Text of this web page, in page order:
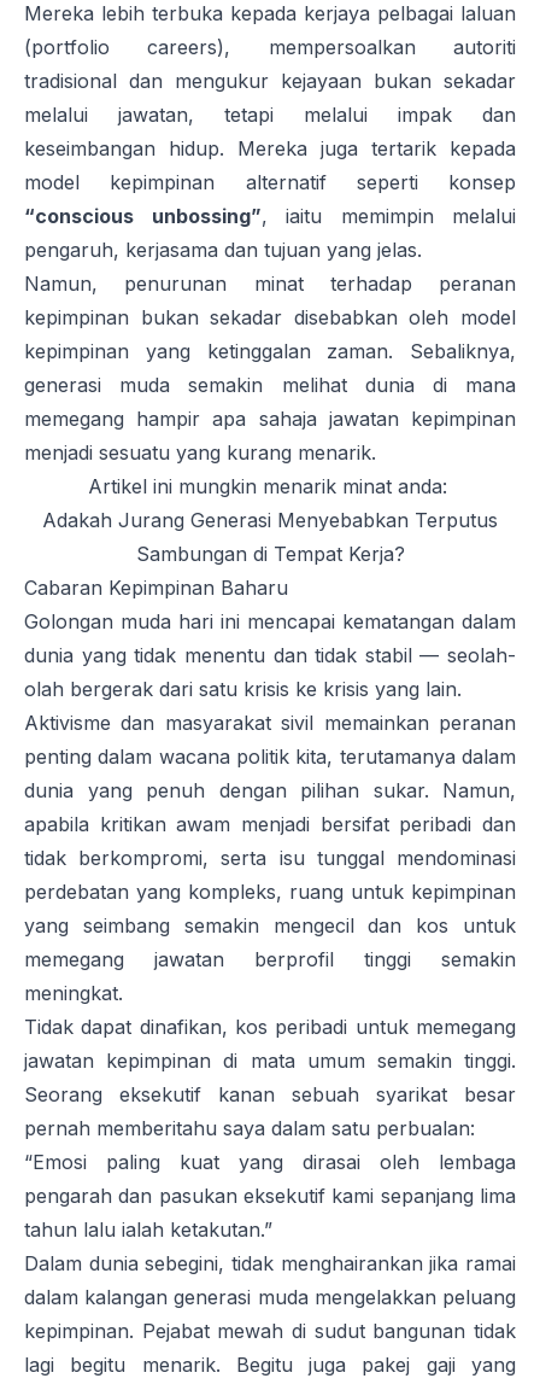
Mereka lebih terbuka kepada kerjaya pelbagai laluan
(portfolio careers), mempersoalkan autoriti
tradisional dan mengukur kejayaan bukan sekadar
melalui jawatan, tetapi melalui impak dan
keseimbangan hidup. Mereka juga tertarik kepada
model kepimpinan alternatif seperti konsep
“conscious unbossing”, iaitu memimpin melalui
pengaruh, kerjasama dan tujuan yang jelas.
Namun, penurunan minat terhadap peranan
kepimpinan bukan sekadar disebabkan oleh model
kepimpinan yang ketinggalan zaman. Sebaliknya,
generasi muda semakin melihat dunia di mana
memegang hampir apa sahaja jawatan kepimpinan
menjadi sesuatu yang kurang menarik.
Artikel ini mungkin menarik minat anda:
Adakah Jurang Generasi Menyebabkan Terputus
Sambungan di Tempat Kerja?
Cabaran Kepimpinan Baharu
Golongan muda hari ini mencapai kematangan dalam
dunia yang tidak menentu dan tidak stabil — seolah-
olah bergerak dari satu krisis ke krisis yang lain.
Aktivisme dan masyarakat sivil memainkan peranan
penting dalam wacana politik kita, terutamanya dalam
dunia yang penuh dengan pilihan sukar. Namun,
apabila kritikan awam menjadi bersifat peribadi dan
tidak berkompromi, serta isu tunggal mendominasi
perdebatan yang kompleks, ruang untuk kepimpinan
yang seimbang semakin mengecil dan kos untuk
memegang jawatan berprofil tinggi semakin
meningkat.
Tidak dapat dinafikan, kos peribadi untuk memegang
jawatan kepimpinan di mata umum semakin tinggi.
Seorang eksekutif kanan sebuah syarikat besar
pernah memberitahu saya dalam satu perbualan:
“Emosi paling kuat yang dirasai oleh lembaga
pengarah dan pasukan eksekutif kami sepanjang lima
tahun lalu ialah ketakutan.”
Dalam dunia sebegini, tidak menghairankan jika ramai
dalam kalangan generasi muda mengelakkan peluang
kepimpinan. Pejabat mewah di sudut bangunan tidak
lagi begitu menarik. Begitu juga pakej gaji yang